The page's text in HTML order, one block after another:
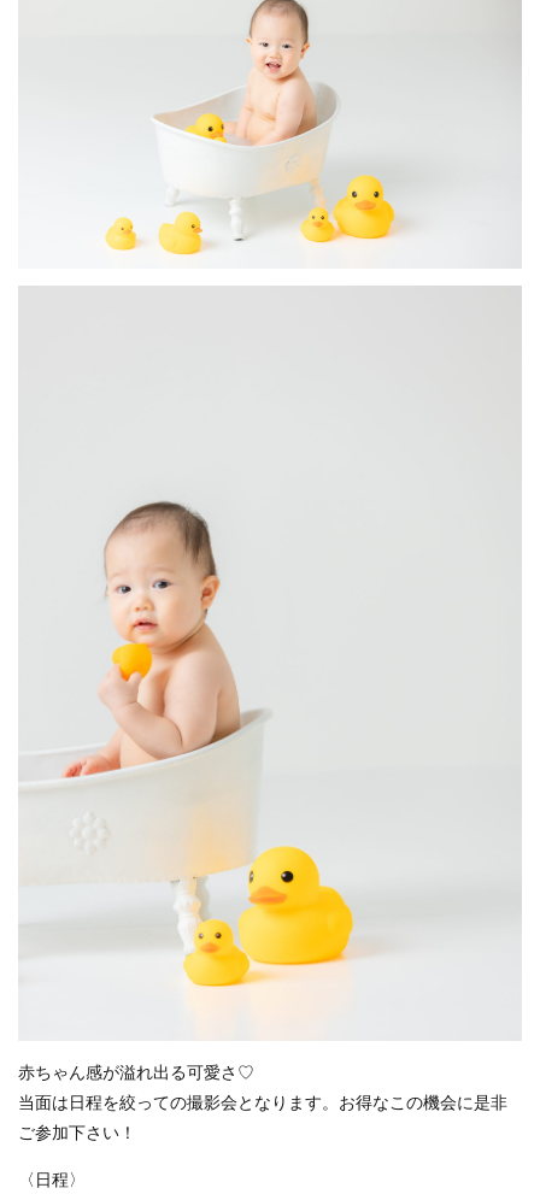
赤ちゃん感が溢れ出る可愛さ♡
当面は日程を絞っての撮影会となります。お得なこの機会に是非
ご参加下さい！
〈日程〉